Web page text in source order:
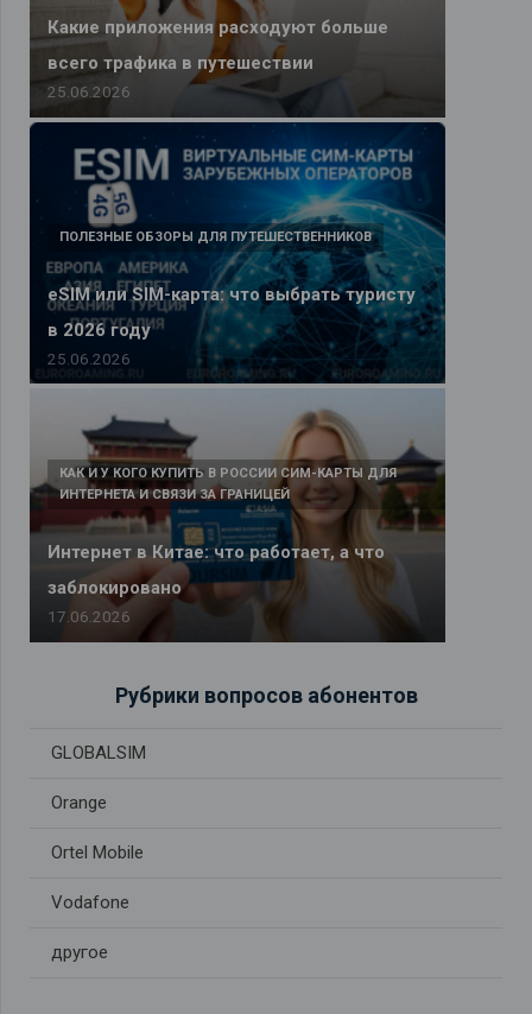
Какие приложения расходуют больше
всего трафика в путешествии
25.06.2026
eSIM или SIM-карта: что выбрать туристу
в 2026 году
ПОЛЕЗНЫЕ ОБЗОРЫ ДЛЯ ПУТЕШЕСТВЕННИКОВ
25.06.2026
Интернет в Китае: что работает, а что
заблокировано
КАК И У КОГО КУПИТЬ В РОССИИ СИМ-КАРТЫ ДЛЯ
ИНТЕРНЕТА И СВЯЗИ ЗА ГРАНИЦЕЙ
17.06.2026
Рубрики вопросов абонентов
GLOBALSIM
Orange
Ortel Mobile
Vodafone
другое